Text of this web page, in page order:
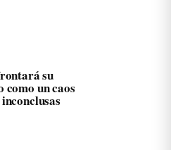
su
como un caos